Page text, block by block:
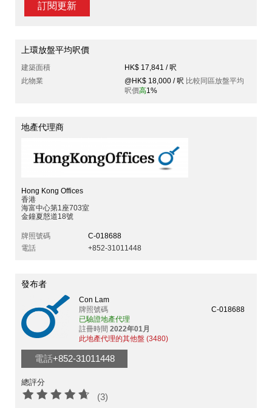
訂閱更新
上環放盤平均呎價
建築面積
HK$ 17,841 / 呎
此物業
@HK$ 18,000 / 呎 比較同區放盤平均
呎價高1%
地產代理商
Hong Kong Offices
香港
海富中心第1座703室
金鐘夏慤道18號
牌照號碼
C-018688
電話
+852-31011448
發布者
Con Lam
牌照號碼
C-018688
已驗證地產代理
註冊時間 2022年01月
此地產代理的其他盤 (3480)
電話+852-31011448
總評分
(3)